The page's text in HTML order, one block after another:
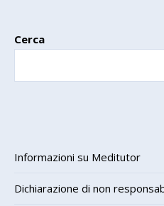
Cerca
Informazioni su Meditutor
Dichiarazione di non